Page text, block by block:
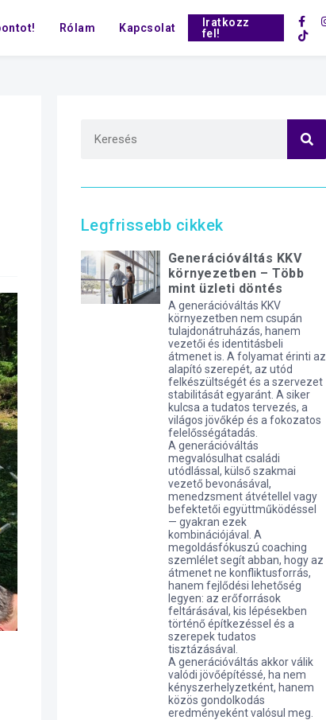
Rólam Kapcsolat
Iratkozz
fel!
Legfrissebb cikkek
Generációváltás KKV
környezetben – Több
mint üzleti döntés
A generációváltás KKV
környezetben nem csupán
tulajdonátruházás, hanem
vezetői és identitásbeli
átmenet is. A folyamat érinti az
alapító szerepét, az utód
felkészültségét és a szervezet
stabilitását egyaránt. A siker
kulcsa a tudatos tervezés, a
világos jövőkép és a fokozatos
felelősségátadás.
A generációváltás
megvalósulhat családi
utódlással, külső szakmai
vezető bevonásával,
menedzsment átvétellel vagy
befektetői együttműködéssel
— gyakran ezek
kombinációjával. A
megoldásfókuszú coaching
szemlélet segít abban, hogy az
átmenet ne konfliktusforrás,
hanem fejlődési lehetőség
legyen: az erőforrások
feltárásával, kis lépésekben
történő építkezéssel és a
szerepek tudatos
tisztázásával.
A generációváltás akkor válik
valódi jövőépítéssé, ha nem
kényszerhelyzetként, hanem
közös gondolkodás
eredményeként valósul meg.